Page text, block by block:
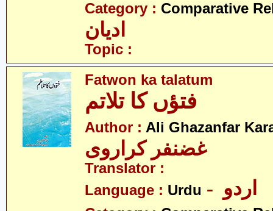
Category : Comparative
ادیان
Topic :
Fatwon ka talatum
فتؤں کا تلاتم
Author : Ali Ghazanfar
غضنفر کراروی
Translator :
Language : Urdu